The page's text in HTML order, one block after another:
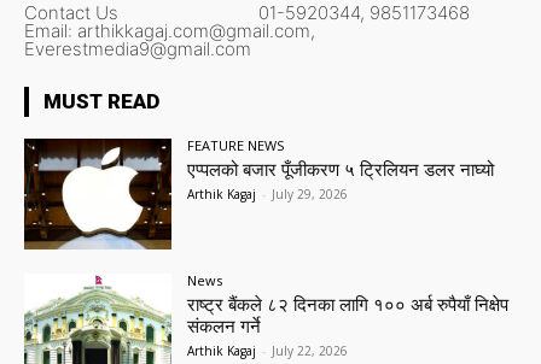
Contact Us 01-5920344, 9851173468
Email: arthikkagaj.com@gmail.com,
Everestmedia9@gmail.com
MUST READ
FEATURE NEWS
एप्पलको बजार पूँजीकरण ५ ट्रिलियन डलर नाघ्यो
Arthik Kagaj - July 29, 2026
News
राष्ट्र बैंकले ८२ दिनका लागि १०० अर्ब रुपैयाँ निक्षेप
संकलन गर्ने
Arthik Kagaj - July 22, 2026